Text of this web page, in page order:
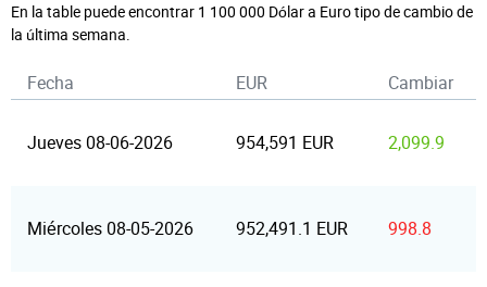
En la table puede encontrar 1 100 000 Dólar a Euro tipo de cambio de
la última semana.
Fecha EUR Cambiar
Jueves 08-06-2026 954,591 EUR 2,099.9
Miércoles 08-05-2026 952,491.1 EUR 998.8